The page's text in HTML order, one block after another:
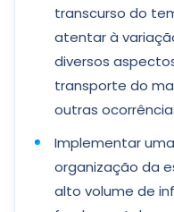
transcurso do
atentar à
diversos
transporte do
outras
Implementar
organização da
alto volume de